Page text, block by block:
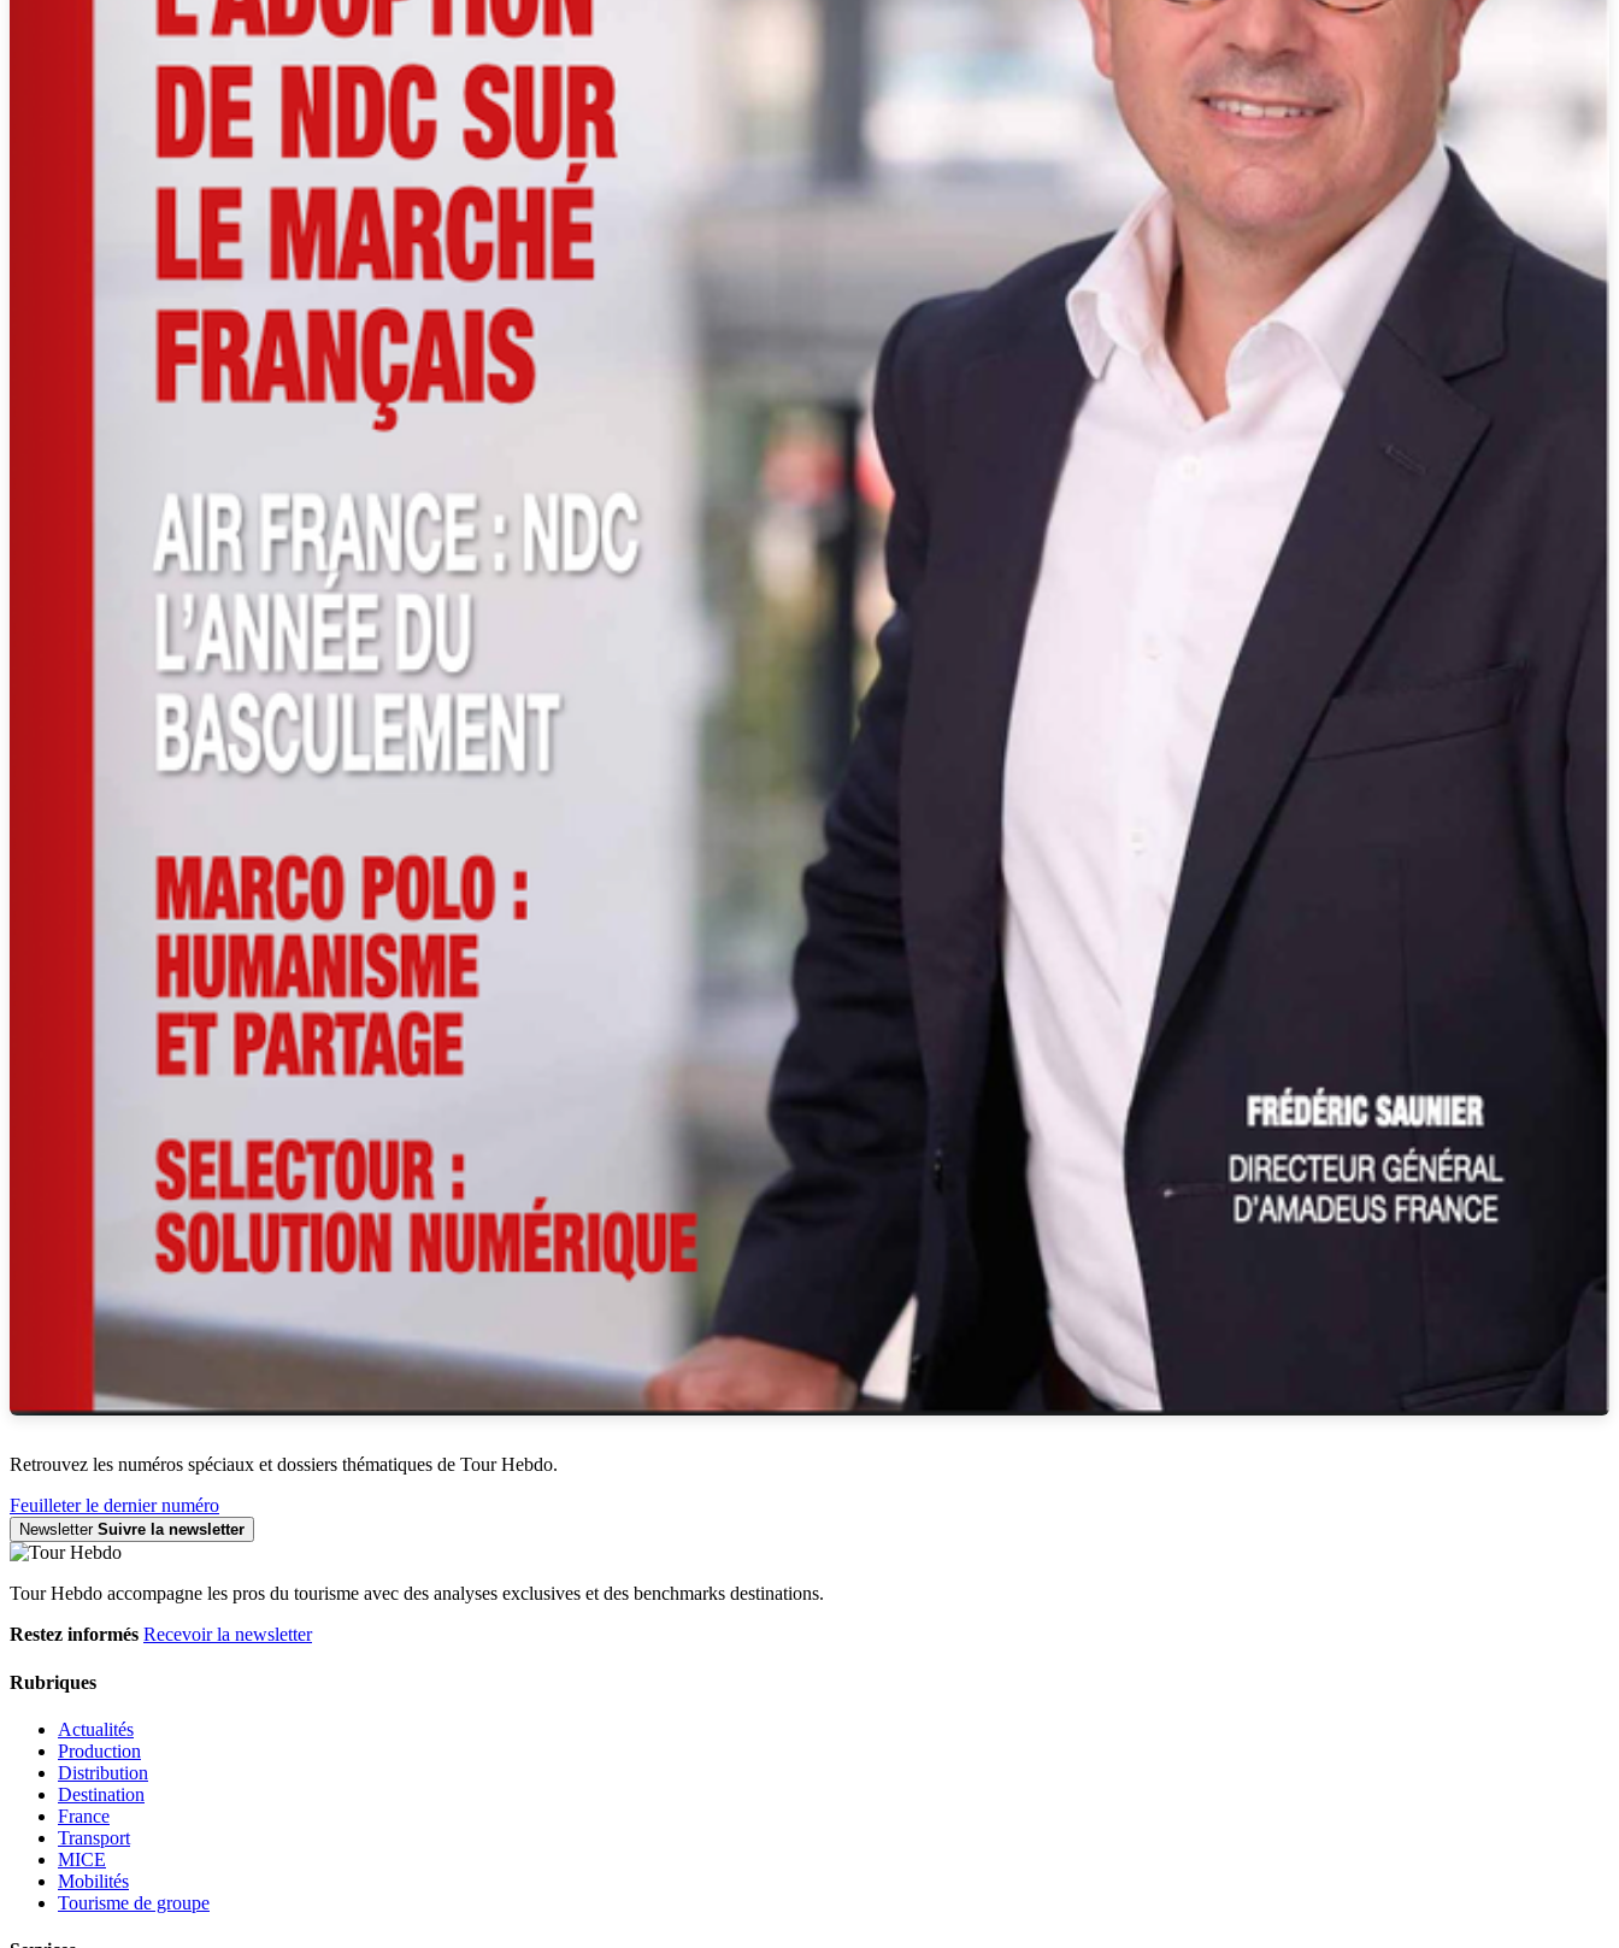
Retrouvez les numéros spéciaux et dossiers thématiques de Tour Hebdo.
Feuilleter le dernier numéro
Newsletter Suivre la newsletter
Tour Hebdo accompagne les pros du tourisme avec des analyses exclusives et des benchmarks destinations.
Restez informés Recevoir la newsletter
Rubriques
Actualités
Production
Distribution
Destination
France
Transport
MICE
Mobilités
Tourisme de groupe